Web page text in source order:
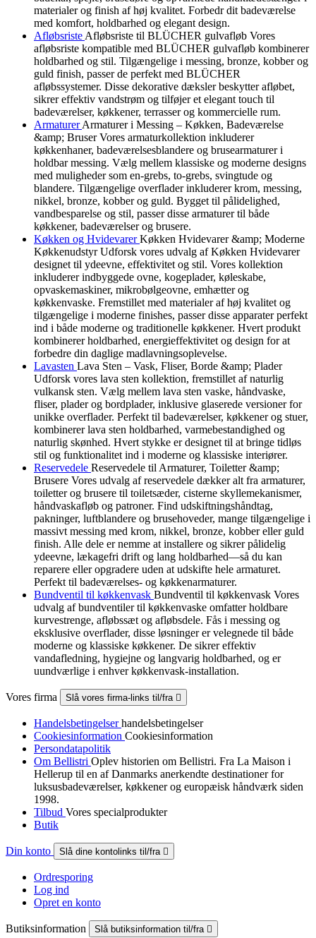
materialer og finish af høj kvalitet. Forbedr dit badeværelse
med komfort, holdbarhed og elegant design.
Afløbsriste Afløbsriste til BLÜCHER gulvafløb Vores
afløbsriste kompatible med BLÜCHER gulvafløb kombinerer
holdbarhed og stil. Tilgængelige i messing, bronze, kobber og
guld finish, passer de perfekt med BLÜCHER
afløbssystemer. Disse dekorative dæksler beskytter afløbet,
sikrer effektiv vandstrøm og tilføjer et elegant touch til
badeværelser, køkkener, terrasser og kommercielle rum.
ArmaturerArmaturer i Messing – Køkken, Badeværelse
&amp; Bruser Vores armaturkollektion inkluderer
køkkenhaner, badeværelsesblandere og brusearmaturer i
holdbar messing. Vælg mellem klassiske og moderne designs
med muligheder som en-grebs, to-grebs, svingtude og
blandere. Tilgængelige overflader inkluderer krom, messing,
nikkel, bronze, kobber og guld. Bygget til pålidelighed,
vandbesparelse og stil, passer disse armaturer til både
køkkener, badeværelser og brusere.
Køkken og HvidevarerKøkken Hvidevarer &amp; Moderne
Køkkenudstyr Udforsk vores udvalg af Køkken Hvidevarer
designet til ydeevne, effektivitet og stil. Vores kollektion
inkluderer indbyggede ovne, kogeplader, køleskabe,
opvaskemaskiner, mikrobølgeovne, emhætter og
køkkenvaske. Fremstillet med materialer af høj kvalitet og
tilgængelige i moderne finishes, passer disse apparater perfekt
ind i både moderne og traditionelle køkkener. Hvert produkt
kombinerer holdbarhed, energieffektivitet og design for at
forbedre din daglige madlavningsoplevelse.
Lavasten Lava Sten – Vask, Fliser, Borde &amp; Plader
Udforsk vores lava sten kollektion, fremstillet af naturlig
vulkansk sten. Vælg mellem lava sten vaske, håndvaske,
fliser, plader og bordplader, inklusive glaserede versioner for
unikke overflader. Perfekt til badeværelser, køkkener og stuer,
kombinerer lava sten holdbarhed, varmebestandighed og
naturlig skønhed. Hvert stykke er designet til at bringe tidløs
stil og funktionalitet ind i moderne og klassiske interiører.
Reservedele Reservedele til Armaturer, Toiletter &amp;
Brusere Vores udvalg af reservedele dækker alt fra armaturer,
toiletter og brusere til toiletsæder, cisterne skyllemekanismer,
håndvaskafløb og patroner. Find udskiftningshåndtag,
pakninger, luftblandere og brusehoveder, mange tilgængelige i
massivt messing med krom, nikkel, bronze, kobber eller guld
finish. Alle dele er nemme at installere og sikrer pålidelig
ydeevne, lækagefri drift og lang holdbarhed—så du kan
reparere eller opgradere uden at udskifte hele armaturet.
Perfekt til badeværelses- og køkkenarmaturer.
Bundventil til køkkenvask Bundventil til køkkenvask Vores
udvalg af bundventiler til køkkenvaske omfatter holdbare
kurvestrenge, afløbssæt og afløbsdele. Fås i messing og
eksklusive overflader, disse løsninger er velegnede til både
moderne og klassiske køkkener. De sikrer effektiv
vandafledning, hygiejne og langvarig holdbarhed, og er
uundværlige i enhver køkkenvask-installation.
Vores firma Slå vores firma-links til/fra 
Handelsbetingelserhandelsbetingelser
Cookiesinformation Cookiesinformation
Persondatapolitik
Om Bellistri Oplev historien om Bellistri. Fra La Maison i
Hellerup til en af Danmarks anerkendte destinationer for
luksus­badeværelser, køkkener og europæisk håndværk siden
1998.
Tilbud Vores specialprodukter
Butik
Din konto Slå dine kontolinks til/fra 
Ordresporing
Log ind
Opret en konto
Butiksinformation Slå butiksinformation til/fra 